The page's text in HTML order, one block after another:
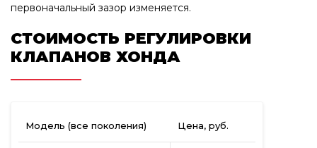
первоначальный зазор изменяется.
СТОИМОСТЬ РЕГУЛИРОВКИ
КЛАПАНОВ ХОНДА
Модель (все поколения) Цена, руб.